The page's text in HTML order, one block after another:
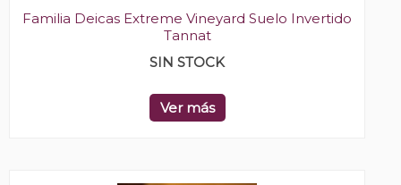
Familia Deicas Extreme Vineyard Suelo Invertido
Tannat
SIN STOCK
Ver más